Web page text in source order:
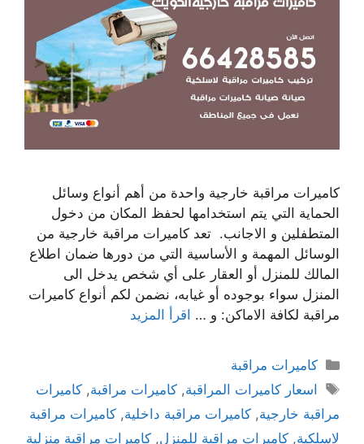
كاميرات مراقبة خارجية واحدة من أهم أنواع وسائل
الحماية التي يتم استخدامها لحفظ المكان من دخول
المتطفلين و الاجانب. تعد كاميرات مراقبة خارجية من
الوسائل المهمة و الأساسية التي من دورها ضمان اطلاع
المالك للمنزل أو العقار على أي شخص يدخل الى
المنزل سواء بوجوده أو غيابه، نضمن لكم أنواع كاميرات
مراقبة لكافة الاماكن: و … اقرأ المزيد
كاميرات مراقبة
اسعار كاميرات المراقبة,كاميرات مراقبة,كاميرات
مراقبة خارجية, كاميرات مراقبة داخلية, كاميرات مراقبة
لاسلكية, كاميرات مراقبة للمنزل, كاميرات مراقبة منزلية